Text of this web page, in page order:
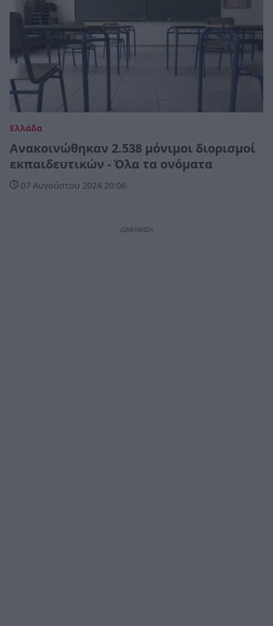
Ελλάδα
Ανακοινώθηκαν 2.538 μόνιμοι διορισμοί
εκπαιδευτικών - Όλα τα ονόματα
07 Αυγούστου 2024 20:06